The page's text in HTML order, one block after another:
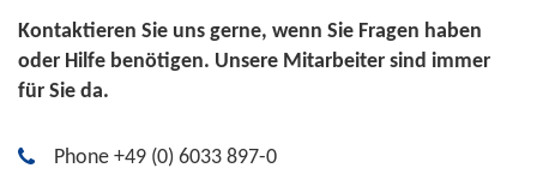
Kontaktieren Sie uns gerne, wenn Sie Fragen haben
oder Hilfe benötigen. Unsere Mitarbeiter sind immer
für Sie da.
Phone +49 (0) 6033 897-0